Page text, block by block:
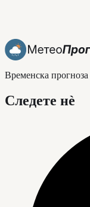
Временска
Следете нè